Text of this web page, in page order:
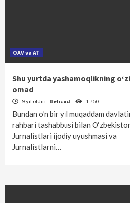
OAV va AT
Shu yurtda yashamoqlikning o‘zi
omad
9 yil oldin Behzod 1 750
Bundan o‘n bir yil muqaddam
rahbari tashabbusi bilan
Jurnalistlari ijodiy uyushmasi va
Jurnalistlarni…